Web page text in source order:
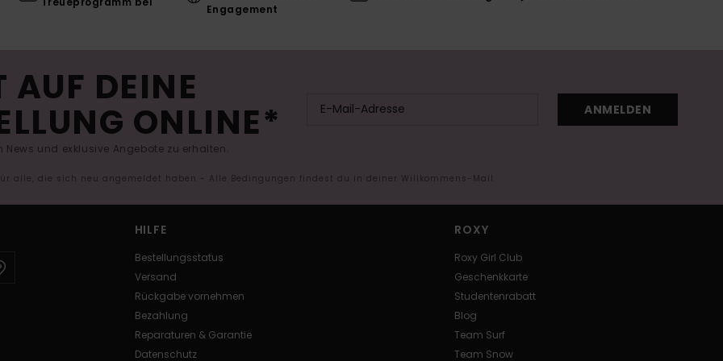
Engagement
AUF DEINE
ONLINE*
und exklusive Angebote zu erhalten.
ANMELDEN
alle, die sich neu angemeldet haben - Alle Bedingungen findest du in deiner Willkommens-Mail
HILFE
Bestellungsstatus
Versand
Rückgabe vornehmen
Bezahlung
Reparaturen & Garantie
Datenschutz
ROXY
Roxy Girl Club
Geschenkkarte
Studentenrabatt
Blog
Team Surf
Team Snow